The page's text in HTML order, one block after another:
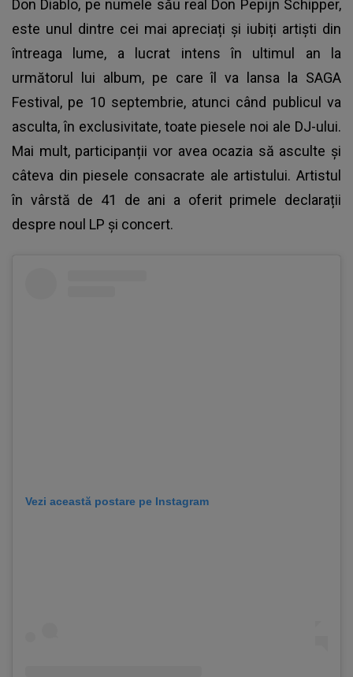
Don Diablo, pe numele său real Don Pepijn Schipper,
este unul dintre cei mai apreciați și iubiți artiști din
întreaga lume, a lucrat intens în ultimul an la
următorul lui album, pe care îl va lansa la SAGA
Festival, pe 10 septembrie, atunci când publicul va
asculta, în exclusivitate, toate piesele noi ale DJ-ului.
Mai mult, participanții vor avea ocazia să asculte și
câteva din piesele consacrate ale artistului. Artistul
în vârstă de 41 de ani a oferit primele declarații
despre noul LP și concert.
Vezi această postare pe Instagram